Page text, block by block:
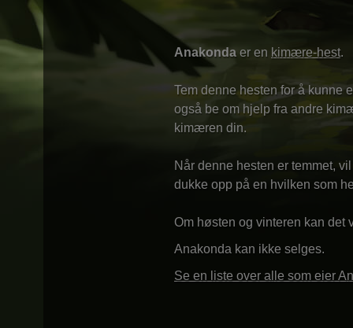
Anakonda er en kimære-hest.
Tem denne hesten for å kunne
også be om hjelp fra andre
kimæren din.
Når denne hesten er temmet,
dukke opp på en hvilken som
Om høsten og vinteren kan det
Anakonda kan ikke selges.
Se en liste over alle som eier